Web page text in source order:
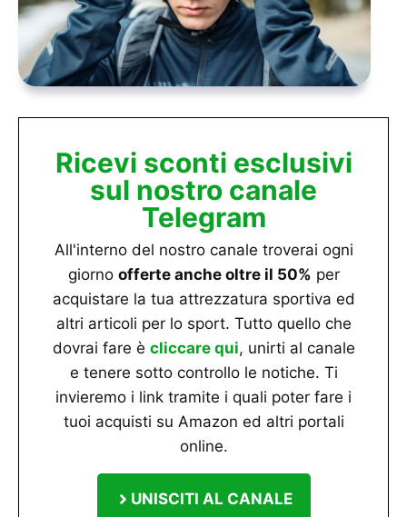
Ricevi sconti esclusivi
sul nostro canale
Telegram
All'interno del nostro canale troverai ogni
giorno offerte anche oltre il 50% per
acquistare la tua attrezzatura sportiva ed
altri articoli per lo sport. Tutto quello che
dovrai fare è cliccare qui, unirti al canale
e tenere sotto controllo le notiche. Ti
invieremo i link tramite i quali poter fare i
tuoi acquisti su Amazon ed altri portali
online.
UNISCITI AL CANALE